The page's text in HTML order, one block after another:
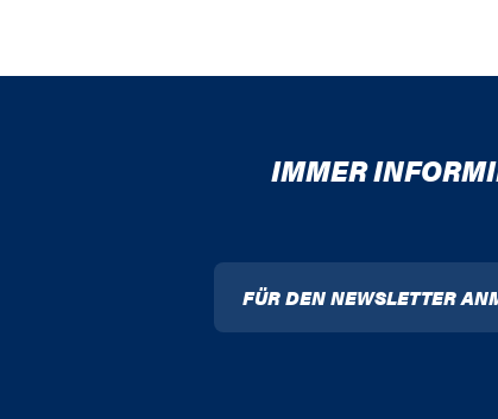
IMMER
FÜR DEN NEWSLETTER